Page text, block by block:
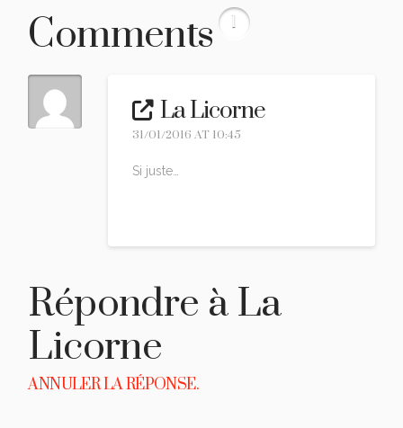
Comments 1
La Licorne
31/01/2016 AT 10:45
Si juste…
Répondre à La
Licorne
ANNULER LA RÉPONSE.